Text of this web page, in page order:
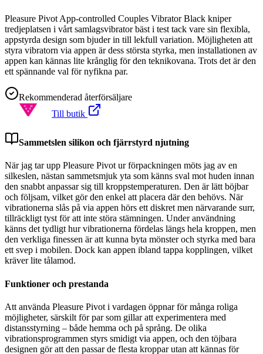
Pleasure Pivot App-controlled Couples Vibrator Black kniper
tredjeplatsen i vårt samlagsvibrator bäst i test tack vare sin flexibla,
appstyrda design som bjuder in till lekfull variation. Möjligheten att
styra vibratorn via appen är dess största styrka, men installationen av
appen kan kännas lite krånglig för den teknikovana. Trots det är den
ett spännande val för nyfikna par.
Rekommenderad återförsäljare
Till butik
Sammetslen silikon och fjärrstyrd njutning
När jag tar upp Pleasure Pivot ur förpackningen möts jag av en
silkeslen, nästan sammetsmjuk yta som känns sval mot huden innan
den snabbt anpassar sig till kroppstemperaturen. Den är lätt böjbar
och följsam, vilket gör den enkel att placera där den behövs. När
vibrationerna slås på via appen hörs ett diskret men närvarande surr,
tillräckligt tyst för att inte störa stämningen. Under användning
känns det tydligt hur vibrationerna fördelas längs hela kroppen, men
den verkliga finessen är att kunna byta mönster och styrka med bara
ett svep i mobilen. Dock kan appen ibland tappa kopplingen, vilket
kräver lite tålamod.
Funktioner och prestanda
Att använda Pleasure Pivot i vardagen öppnar för många roliga
möjligheter, särskilt för par som gillar att experimentera med
distansstyrning – både hemma och på språng. De olika
vibrationsprogrammen styrs smidigt via appen, och den töjbara
designen gör att den passar de flesta kroppar utan att kännas för